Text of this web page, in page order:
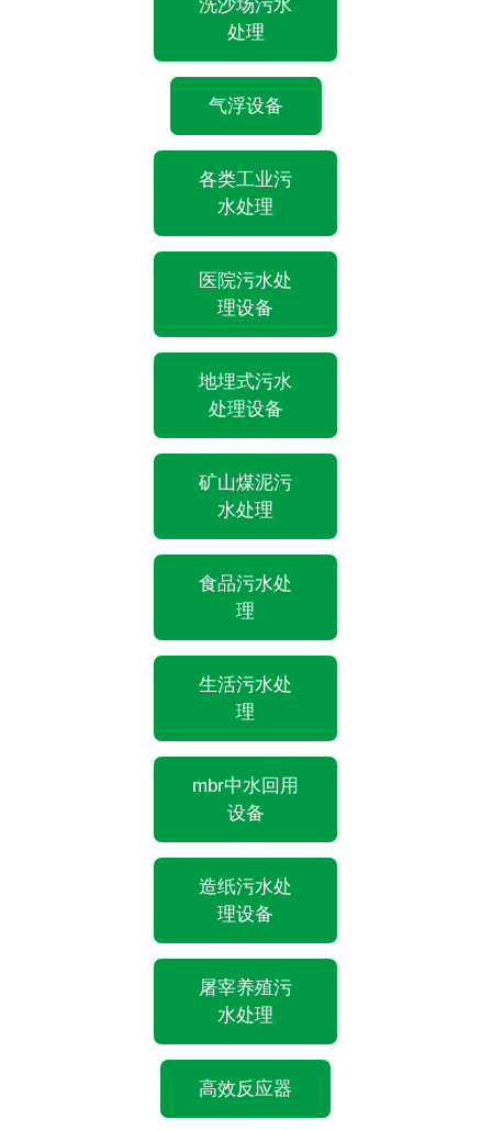
洗沙场污水
处理
气浮设备
各类工业污
水处理
医院污水处
理设备
地埋式污水
处理设备
矿山煤泥污
水处理
食品污水处
理
生活污水处
理
mbr中水回用
设备
造纸污水处
理设备
屠宰养殖污
水处理
高效反应器